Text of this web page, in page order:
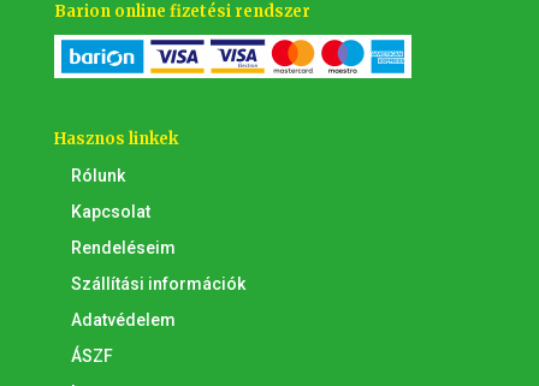
Barion online fizetési rendszer
Hasznos linkek
Rólunk
Kapcsolat
Rendeléseim
Szállítási információk
Adatvédelem
ÁSZF